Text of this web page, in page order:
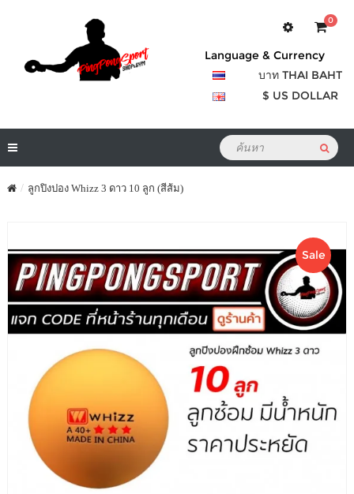
0
Language & Currency
บาท THAI BAHT
$ US DOLLAR
ลูกปิงปอง Whizz 3 ดาว 10 ลูก (สีส้ม)
Sale